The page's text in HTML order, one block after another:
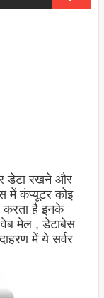
डेटा रखने और
में कंप्यूटर कोइ
करता है इनके
मेल , डेटाबेस
में ये सर्वर